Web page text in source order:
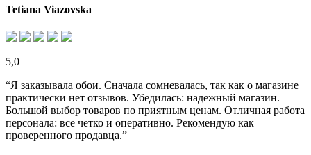
Tetiana Viazovska
5,0
“Я заказывала обои. Сначала сомневалась, так как о магазине
практически нет отзывов. Убедилась: надежный магазин.
Большой выбор товаров по приятным ценам. Отличная работа
персонала: все четко и оперативно. Рекомендую как
проверенного продавца.”